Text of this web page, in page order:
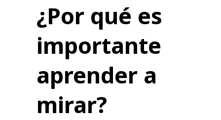
¿Por qué es
importante
aprender a
mirar?